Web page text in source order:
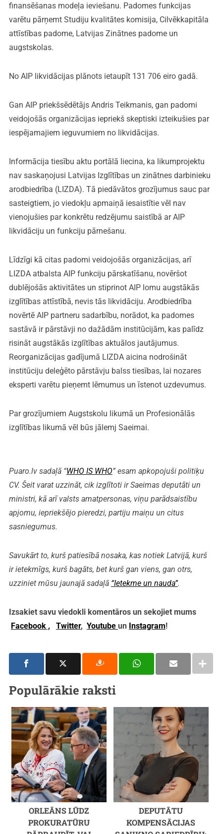
finansēšanas modeļa ieviešanu. Padomes funkcijas
varētu pārņemt Studiju kvalitātes komisija, Cilvēkkapitāla
attīstības padome, Latvijas Zinātnes padome un
augstskolas.
No AIP likvidācijas plānots ietaupīt 131 706 eiro gadā.
Gan AIP priekšsēdētājs Andris Teikmanis, gan padomi
veidojošās organizācijas iepriekš skeptiski izteikušies par
iespējamajiem ieguvumiem no likvidācijas.
Informācija tiesību aktu portālā liecina, ka likumprojektu
nav saskaņojusi Latvijas Izglītības un zinātnes darbinieku
arodbiedrība (LIZDA). Tā piedāvātos grozījumus sauc par
sasteigtiem, jo viedokļu apmaiņā iesaistītie vēl nav
vienojušies par konkrētu redzējumu saistībā ar AIP
likvidāciju un funkciju pārnešanu.
Līdzīgi kā citas padomi veidojošās organizācijas, arī
LIZDA atbalsta AIP funkciju pārskatīšanu, novēršot
dublējošās aktivitātes un stiprinot AIP lomu augstākās
izglītības attīstībā, nevis tās likvidāciju. Arodbiedrība
novērtē AIP partneru sadarbību, norādot, ka padomes
sastāvā ir pārstāvji no dažādām institūcijām, kas palīdz
risināt augstākās izglītības aktuālos jautājumus.
Reorganizācijas gadījumā LIZDA aicina nodrošināt
institūciju deleģēto pārstāvju balss tiesības, lai nozares
eksperti varētu pieņemt lēmumus un īstenot uzdevumus.
Par grozījumiem Augstskolu likumā un Profesionālās
izglītības likumā vēl būs jālemj Saeimai.
Puaro.lv sadaļā “WHO IS WHO” esam apkopojuši politiķu
CV. Šeit varat uzzināt, cik izglītoti ir Saeimas deputāti un
ministri, kā arī valsts amatpersonas, viņu parādsaistību
apjomu, iepriekšējo pieredzi, partiju maiņu un citus
sasniegumus.
Savukārt to, kurš patiesībā nosaka, kas notiek Latvijā, kurš
ir ietekmīgs, kurš bagāts, bet kurš gan viens, gan otrs,
uzziniet mūsu jaunajā sadaļā “Ietekme un nauda”.
Izsakiet savu viedokli komentāros un sekojiet mums
Facebook ,
Twitter, Youtube un Instagram!
Populārākie raksti
ORLEĀNS LŪDZ
PROKURATŪRU
DEPUTĀTU
KOMPENSĀCIJAS